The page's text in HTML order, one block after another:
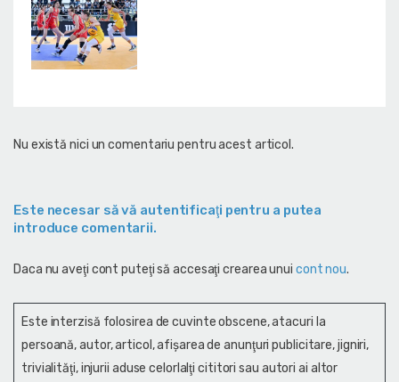
Nu există nici un comentariu pentru acest articol.
Este necesar să vă autentificaţi pentru a putea
introduce comentarii.
Daca nu aveţi cont puteţi să accesaţi crearea unui cont nou.
Este interzisă folosirea de cuvinte obscene, atacuri la
persoană, autor, articol, afişarea de anunţuri publicitare, jigniri,
trivialităţi, injurii aduse celorlalţi cititori sau autori ai altor